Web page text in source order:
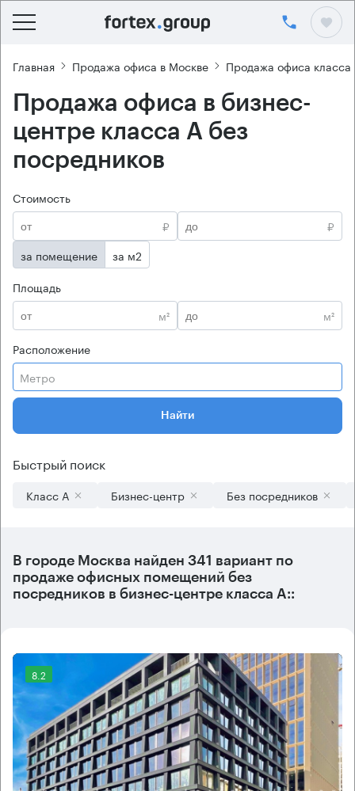
Главная Продажа офиса в Москве Продажа офиса класса
Продажа офиса в бизнес-
центре класса А без
посредников
Стоимость
₽
₽
за помещение
за м2
Площадь
м²
м²
Расположение
Метро
Найти
Быстрый поиск
Класс А Бизнес-центр Без посредников
В городе Москва найден 341 вариант по
продаже офисных помещений без
посредников в бизнес-центре класса А::
8.2